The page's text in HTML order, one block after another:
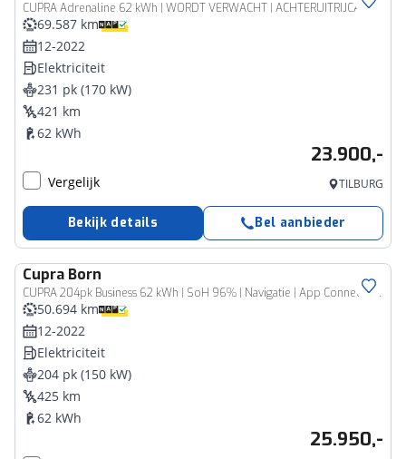
CUPRA Adrenaline 62 kWh | WORDT VERWACHT | ACHTERUITRIJCAMERA | APPLE CARPLAY - ANDROID AUTO | STOELVERWARMING | CLIMATE CONTROL | CRUISE CONTROL |
69.587 km
12-2022
Elektriciteit
231 pk (170 kW)
421 km
62 kWh
23.900,-
Vergelijk TILBURG
Bekijk details Bel aanbieder
Cupra Born
CUPRA 204pk Business 62 kWh | SoH 96% | Navigatie | App Connect | Achteruitrijcamera | Cruise Control |
50.694 km
12-2022
Elektriciteit
204 pk (150 kW)
425 km
62 kWh
25.950,-